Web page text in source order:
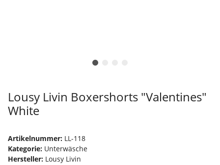
Lousy Livin Boxershorts "Valentines"
White
Artikelnummer: LL-118
Kategorie: Unterwäsche
Hersteller: Lousy Livin